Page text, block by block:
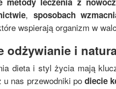
, sposobach
wspierają organizm w
odżywianie i
dieta i styl życia mają
u nas przewodniki po diecie